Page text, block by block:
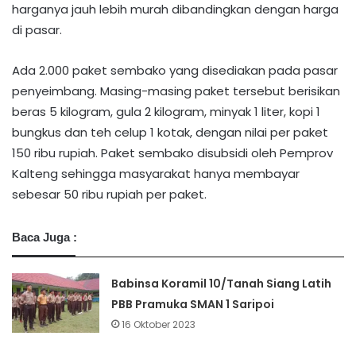
harganya jauh lebih murah dibandingkan dengan harga
di pasar.
Ada 2.000 paket sembako yang disediakan pada pasar
penyeimbang. Masing-masing paket tersebut berisikan
beras 5 kilogram, gula 2 kilogram, minyak 1 liter, kopi 1
bungkus dan teh celup 1 kotak, dengan nilai per paket
150 ribu rupiah. Paket sembako disubsidi oleh Pemprov
Kalteng sehingga masyarakat hanya membayar
sebesar 50 ribu rupiah per paket.
Baca Juga :
Babinsa Koramil 10/Tanah Siang Latih
PBB Pramuka SMAN 1 Saripoi
16 Oktober 2023